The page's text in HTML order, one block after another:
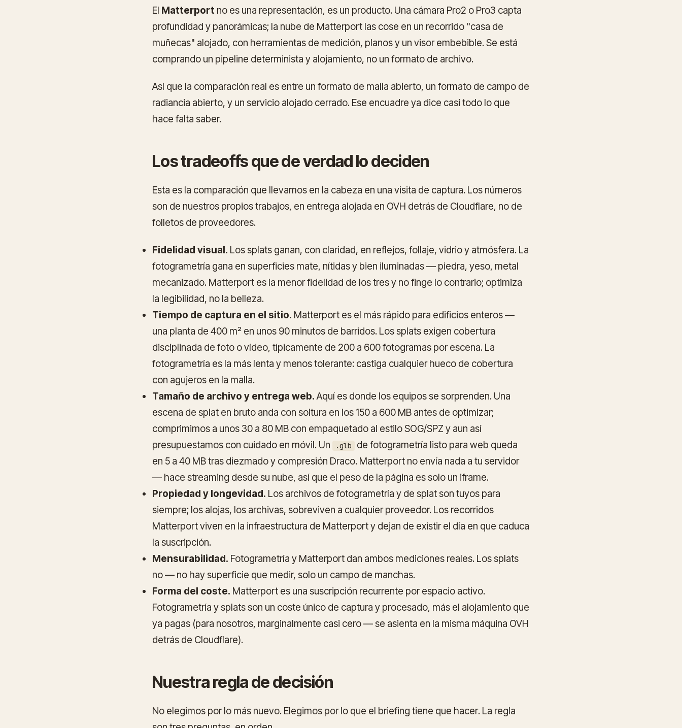
El Matterport no es una representación, es un producto. Una cámara Pro2 o Pro3 capta
profundidad y panorámicas; la nube de Matterport las cose en un recorrido "casa de
muñecas" alojado, con herramientas de medición, planos y un visor embebible. Se está
comprando un pipeline determinista y alojamiento, no un formato de archivo.
Así que la comparación real es entre un formato de malla abierto, un formato de campo de
radiancia abierto, y un servicio alojado cerrado. Ese encuadre ya dice casi todo lo que
hace falta saber.
Los tradeoffs que de verdad lo deciden
Esta es la comparación que llevamos en la cabeza en una visita de captura. Los números
son de nuestros propios trabajos, en entrega alojada en OVH detrás de Cloudflare, no de
folletos de proveedores.
Fidelidad visual. Los splats ganan, con claridad, en reflejos, follaje, vidrio y atmósfera. La
fotogrametría gana en superficies mate, nítidas y bien iluminadas — piedra, yeso, metal
mecanizado. Matterport es la menor fidelidad de los tres y no finge lo contrario; optimiza
la legibilidad, no la belleza.
Tiempo de captura en el sitio. Matterport es el más rápido para edificios enteros —
una planta de 400 m² en unos 90 minutos de barridos. Los splats exigen cobertura
disciplinada de foto o vídeo, típicamente de 200 a 600 fotogramas por escena. La
fotogrametría es la más lenta y menos tolerante: castiga cualquier hueco de cobertura
con agujeros en la malla.
Tamaño de archivo y entrega web. Aquí es donde los equipos se sorprenden. Una
escena de splat en bruto anda con soltura en los 150 a 600 MB antes de optimizar;
comprimimos a unos 30 a 80 MB con empaquetado al estilo SOG/SPZ y aun así
presupuestamos con cuidado en móvil. Un
.glb
de fotogrametría listo para web queda
en 5 a 40 MB tras diezmado y compresión Draco. Matterport no envía nada a tu servidor
— hace streaming desde su nube, así que el peso de la página es solo un iframe.
Propiedad y longevidad. Los archivos de fotogrametría y de splat son tuyos para
siempre; los alojas, los archivas, sobreviven a cualquier proveedor. Los recorridos
Matterport viven en la infraestructura de Matterport y dejan de existir el día en que caduca
la suscripción.
Mensurabilidad. Fotogrametría y Matterport dan ambos mediciones reales. Los splats
no — no hay superficie que medir, solo un campo de manchas.
Forma del coste. Matterport es una suscripción recurrente por espacio activo.
Fotogrametría y splats son un coste único de captura y procesado, más el alojamiento que
ya pagas (para nosotros, marginalmente casi cero — se asienta en la misma máquina OVH
detrás de Cloudflare).
Nuestra regla de decisión
No elegimos por lo más nuevo. Elegimos por lo que el briefing tiene que hacer. La regla